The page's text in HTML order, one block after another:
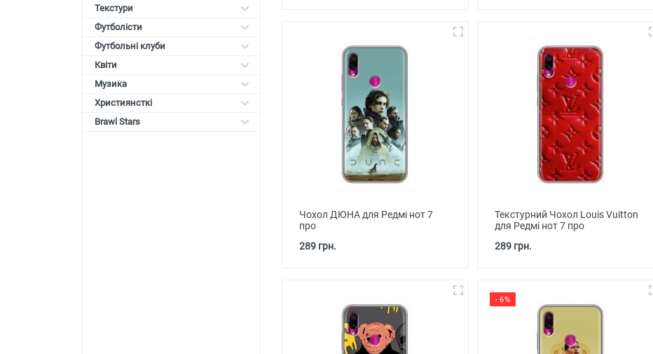
Текстури
Футболісти
Футбольні клуби
Квіти
Музика
Християнсткі
Brawl Stars
Чохол ДЮНА для Редмі нот 7
про
289 грн.
Текстурний Чохол Louis Vuitton
для Редмі нот 7 про
289 грн.
- 6%